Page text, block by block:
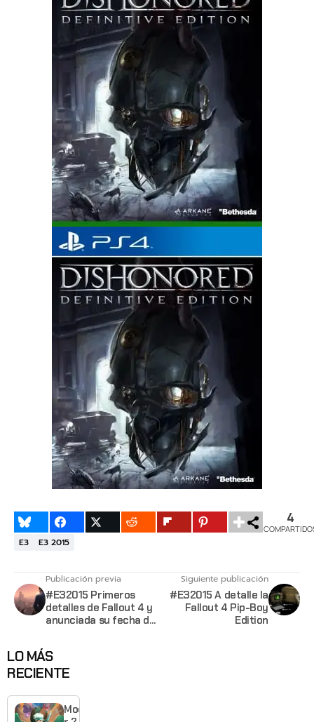
4
E3 E3 2015
Publicación previa
#E32015 Primeros
detalles de Fallout 4 y
anunciada su fecha de
Siguiente publicación
#E32015 A detalle la
Fallout 4 Pip-Boy
Edition
LO MÁS
RECIENTE
Moonlighte